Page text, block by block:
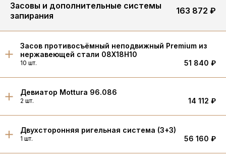
Засовы и дополнительные системы
запирания
163 872 ₽
Засов противосъёмный неподвижный Premium из
нержавеющей стали 08X18Н10
10 шт. 51 840 ₽
Девиатор Mottura 96.086
2 шт. 14 112 ₽
Двухсторонняя ригельная система (3+3)
1 шт. 56 160 ₽